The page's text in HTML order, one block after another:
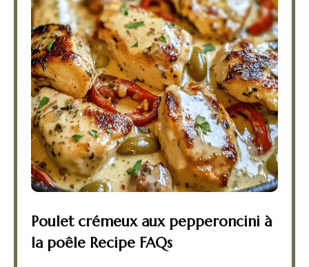
Poulet crémeux aux pepperoncini à
la poêle Recipe FAQs